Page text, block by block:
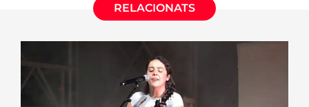
RELACIONATS